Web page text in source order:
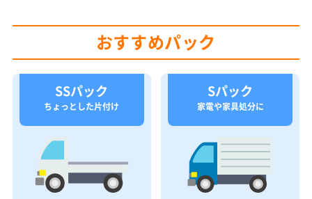
おすすめパック
SSパック
ちょっとした片付け
Sパック
家電や家具処分に